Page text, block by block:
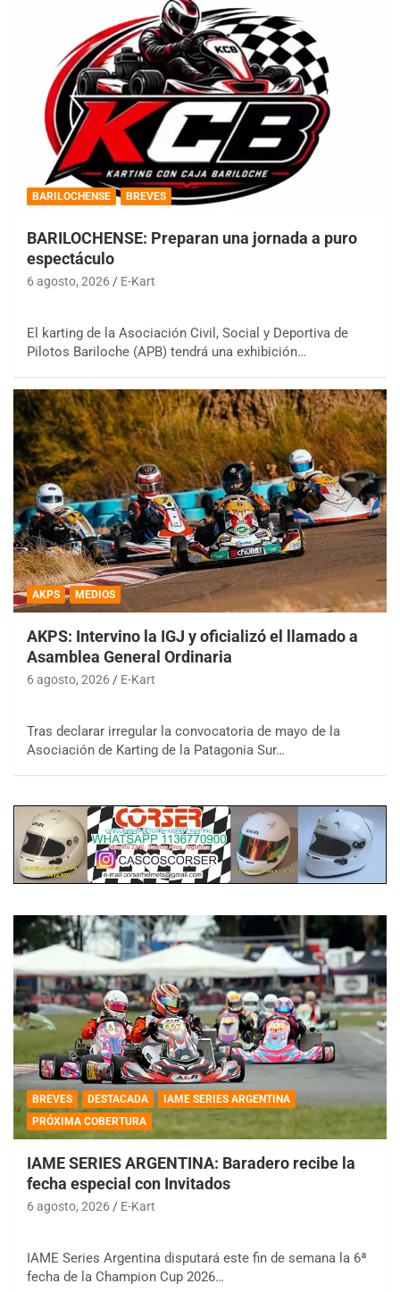
BARILOCHENSE BREVES
BARILOCHENSE: Preparan una jornada a puro
espectáculo
6 agosto, 2026 E-Kart
El karting de la Asociación Civil, Social y Deportiva de
Pilotos Bariloche (APB) tendrá una exhibición…
AKPS MEDIOS
AKPS: Intervino la IGJ y oficializó el llamado a
Asamblea General Ordinaria
6 agosto, 2026 E-Kart
Tras declarar irregular la convocatoria de mayo de la
Asociación de Karting de la Patagonia Sur…
BREVES DESTACADA
IAME SERIES ARGENTINA
PRÓXIMA COBERTURA
IAME SERIES ARGENTINA: Baradero recibe la
fecha especial con Invitados
6 agosto, 2026 E-Kart
IAME Series Argentina disputará este fin de semana la 6ª
fecha de la Champion Cup 2026…